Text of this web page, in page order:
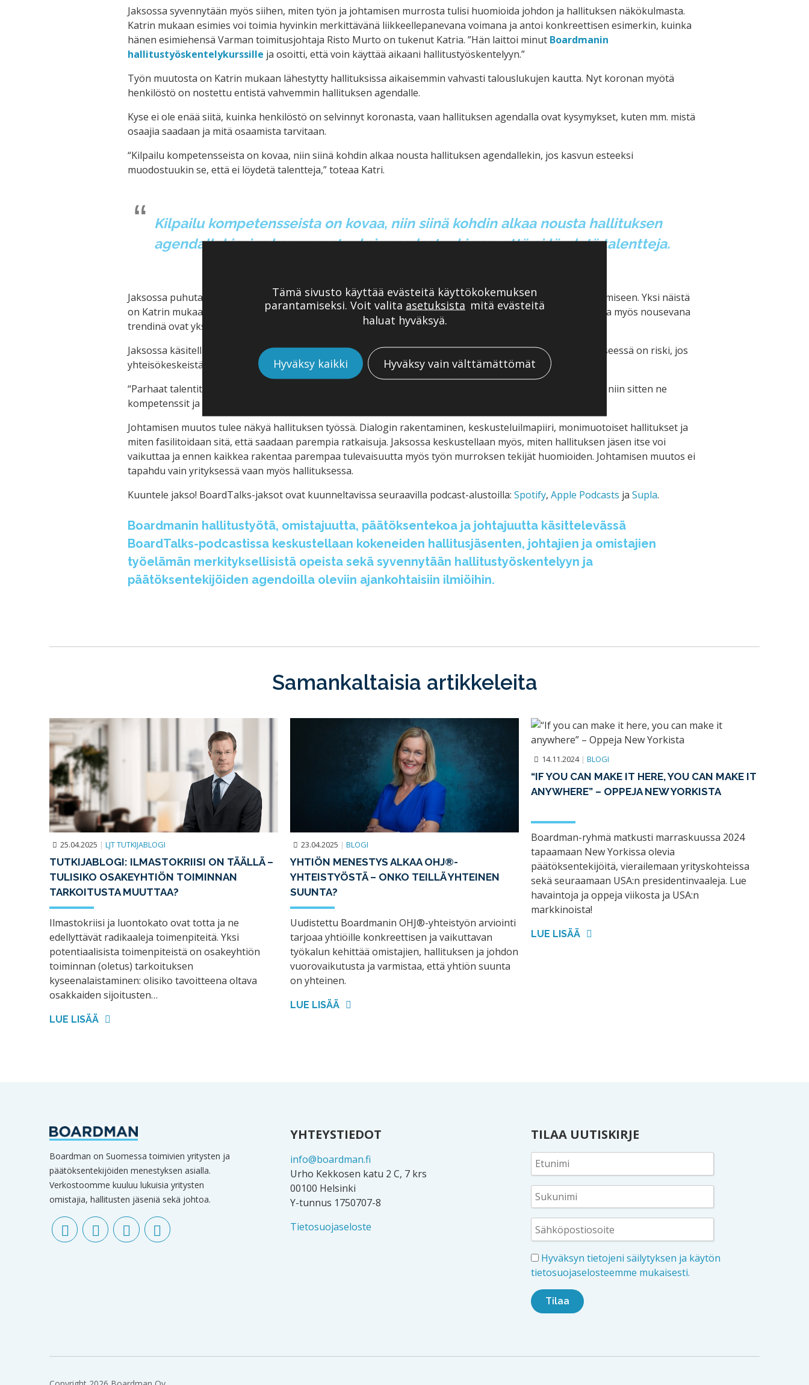
Jaksossa syvennytään myös siihen, miten työn ja johtamisen murrosta tulisi huomioida johdon ja hallituksen näkökulmasta.
Katrin mukaan esimies voi toimia hyvinkin merkittävänä liikkeellepanevana voimana ja antoi konkreettisen esimerkin, kuinka
hänen esimiehensä Varman toimitusjohtaja Risto Murto on tukenut Katria. ”Hän laittoi minut Boardmanin
hallitustyöskentelykurssille ja osoitti, että voin käyttää aikaani hallitustyöskentelyyn.”
Työn muutosta on Katrin mukaan lähestytty hallituksissa aikaisemmin vahvasti talouslukujen kautta. Nyt koronan myötä
henkilöstö on nostettu entistä vahvemmin hallituksen agendalle.
Kyse ei ole enää siitä, kuinka henkilöstö on selvinnyt koronasta, vaan hallituksen agendalla ovat kysymykset, kuten mm. mistä
osaajia saadaan ja mitä osaamista tarvitaan.
“Kilpailu kompetensseista on kovaa, niin siinä kohdin alkaa nousta hallituksen agendallekin, jos kasvun esteeksi
muodostuukin se, että ei löydetä talentteja,” toteaa Katri.
Kilpailu kompetensseista on kovaa, niin siinä kohdin alkaa nousta hallituksen
agendallekin, jos kasvun esteeksi muodostuukin se, että ei löydetä talentteja.
Jaksossa puhutaan myös lukuisista hiljaisista signaaleista, jotka tulevat vaikuttamaan työelämään ja johtamiseen. Yksi näistä
on Katrin mukaan se, että henkilöstön sitoutuminen yritykseen on tietyssä määrin heikkenemässä. Samalla myös nousevana
trendinä ovat yksilökeskeisestä ajattelusta siirtyminen yhteisökeskeiseen ajatteluun.
Jaksossa käsitellään, kuinka näitä hiljaisia signaaleja tulisia hallituksen näkökulmasta ottaa huomioon. Kyseessä on riski, jos
yhteisökeskeistä ajattelua ei huomioida hallituksen näkökulmasta.
“Parhaat talentit haluavat työskennellä hyvässä työyhteisössä. Jos hallitus jää pohtimaan yksilösuorittajia, niin sitten ne
kompetenssit ja osaaminen on kiinni yksilösuorittajan haalareissa ja siinä on hirveä riski.”
Johtamisen muutos tulee näkyä hallituksen työssä. Dialogin rakentaminen, keskusteluilmapiiri, monimuotoiset hallitukset ja
miten fasilitoidaan sitä, että saadaan parempia ratkaisuja. Jaksossa keskustellaan myös, miten hallituksen jäsen itse voi
vaikuttaa ja ennen kaikkea rakentaa parempaa tulevaisuutta myös työn murroksen tekijät huomioiden. Johtamisen muutos ei
tapahdu vain yrityksessä vaan myös hallituksessa.
Kuuntele jakso! BoardTalks-jaksot ovat kuunneltavissa seuraavilla podcast-alustoilla: Spotify, Apple Podcasts ja Supla.
Boardmanin hallitustyötä, omistajuutta, päätöksentekoa ja johtajuutta käsittelevässä
BoardTalks-podcastissa keskustellaan kokeneiden hallitusjäsenten, johtajien ja omistajien
työelämän merkityksellisistä opeista sekä syvennytään hallitustyöskentelyyn ja
päätöksentekijöiden agendoilla oleviin ajankohtaisiin ilmiöihin.
Samankaltaisia artikkeleita
25.04.2025 | LJT TUTKIJABLOGI
TUTKIJABLOGI: ILMASTOKRIISI ON TÄÄLLÄ –
TULISIKO OSAKEYHTIÖN TOIMINNAN
TARKOITUSTA MUUTTAA?
Ilmastokriisi ja luontokato ovat totta ja ne
edellyttävät radikaaleja toimenpiteitä. Yksi
potentiaalisista toimenpiteistä on osakeyhtiön
toiminnan (oletus) tarkoituksen
kyseenalaistaminen: olisiko tavoitteena oltava
osakkaiden sijoitusten…
LUE LISÄÄ
23.04.2025 | BLOGI
YHTIÖN MENESTYS ALKAA OHJ®-
YHTEISTYÖSTÄ – ONKO TEILLÄ YHTEINEN
SUUNTA?
Uudistettu Boardmanin OHJ®-yhteistyön arviointi
tarjoaa yhtiöille konkreettisen ja vaikuttavan
työkalun kehittää omistajien, hallituksen ja johdon
vuorovaikutusta ja varmistaa, että yhtiön suunta
on yhteinen.
LUE LISÄÄ
14.11.2024 | BLOGI
“IF YOU CAN MAKE IT HERE, YOU CAN MAKE IT
ANYWHERE” – OPPEJA NEW YORKISTA
Boardman-ryhmä matkusti marraskuussa 2024
tapaamaan New Yorkissa olevia
päätöksentekijöitä, vierailemaan yrityskohteissa
sekä seuraamaan USA:n presidentinvaaleja. Lue
havaintoja ja oppeja viikosta ja USA:n
markkinoista!
LUE LISÄÄ
Boardman on Suomessa toimivien yritysten ja
päätöksentekijöiden menestyksen asialla.
Verkostoomme kuuluu lukuisia yritysten
omistajia, hallitusten jäseniä sekä johtoa.
YHTEYSTIEDOT
info@boardman.fi
Urho Kekkosen katu 2 C, 7 krs
00100 Helsinki
Y-tunnus 1750707-8
Tietosuojaseloste
TILAA UUTISKIRJE
Hyväksyn tietojeni säilytyksen ja käytön
tietosuojaselosteemme mukaisesti.
Tämä sivusto käyttää evästeitä käyttökokemuksen
parantamiseksi. Voit valita asetuksista mitä evästeitä
haluat hyväksyä.
Hyväksy kaikki Hyväksy vain välttämättömät